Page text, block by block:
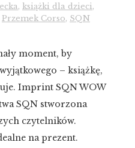
, książki dla dzieci,
Przemek Corso, SQN
moment, by
– książkę,
Imprint SQN WOW
SQN stworzona
czytelników.
na prezent.